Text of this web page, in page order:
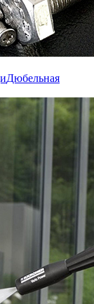
Дюбельная